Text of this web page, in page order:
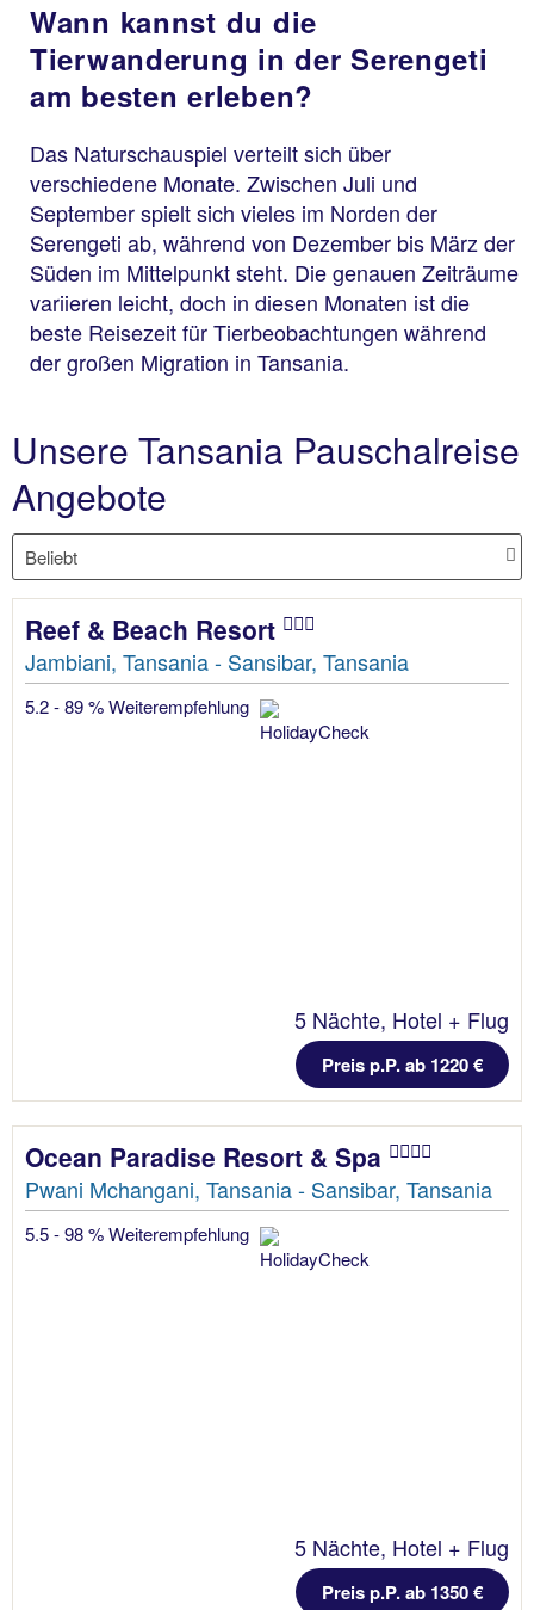
Wann kannst du die
Tierwanderung in der Serengeti
am besten erleben?
Das Naturschauspiel verteilt sich über
verschiedene Monate. Zwischen Juli und
September spielt sich vieles im Norden der
Serengeti ab, während von Dezember bis März der
Süden im Mittelpunkt steht. Die genauen Zeiträume
variieren leicht, doch in diesen Monaten ist die
beste Reisezeit für Tierbeobachtungen während
der großen Migration in Tansania.
Unsere Tansania Pauschalreise
Angebote
Reef & Beach Resort
Jambiani, Tansania - Sansibar, Tansania
5.2 - 89 % Weiterempfehlung
5 Nächte, Hotel + Flug
Preis p.P. ab 1220 €
Ocean Paradise Resort & Spa
Pwani Mchangani, Tansania - Sansibar, Tansania
5.5 - 98 % Weiterempfehlung
5 Nächte, Hotel + Flug
Preis p.P. ab 1350 €